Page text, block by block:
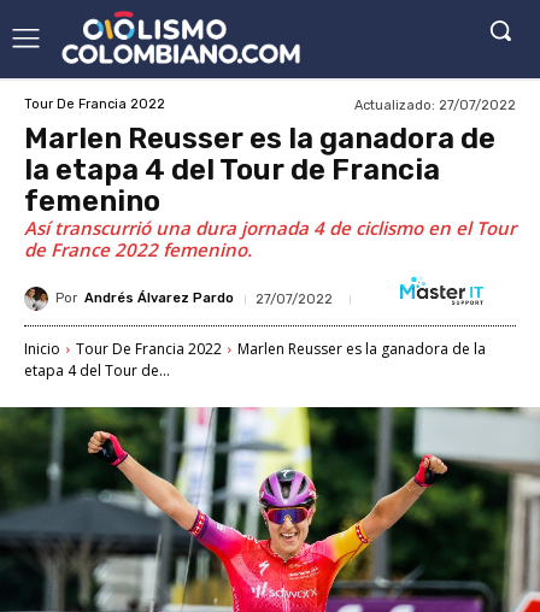
Tour De Francia 2022 Actualizado: 27/07/2022
Marlen Reusser es la ganadora de
la etapa 4 del Tour de Francia
femenino
Así transcurrió una dura jornada 4 de ciclismo en el Tour
de France 2022 femenino.
Por Andrés Álvarez Pardo 27/07/2022
Inicio Tour De Francia 2022
Marlen Reusser es la ganadora de la
etapa 4 del Tour de...